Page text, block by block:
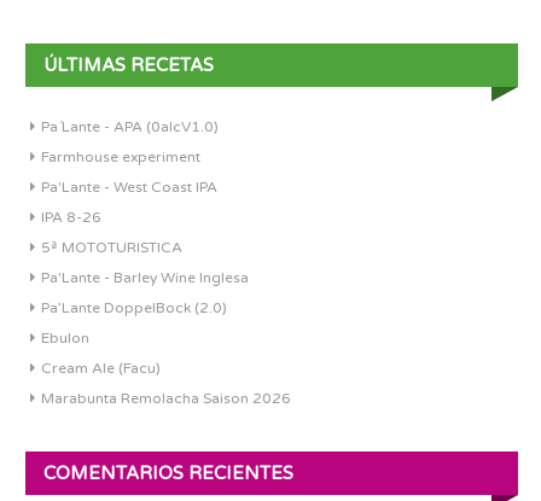
ÚLTIMAS RECETAS
Pa´Lante - APA (0alcV1.0)
Farmhouse experiment
Pa'Lante - West Coast IPA
IPA 8-26
5ª MOTOTURISTICA
Pa'Lante - Barley Wine Inglesa
Pa’Lante DoppelBock (2.0)
Ebulon
Cream Ale (Facu)
Marabunta Remolacha Saison 2026
COMENTARIOS RECIENTES